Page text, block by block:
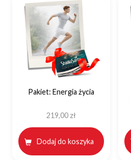
Pakiet: Energia życia
219,00 zł
Dodaj do koszyka